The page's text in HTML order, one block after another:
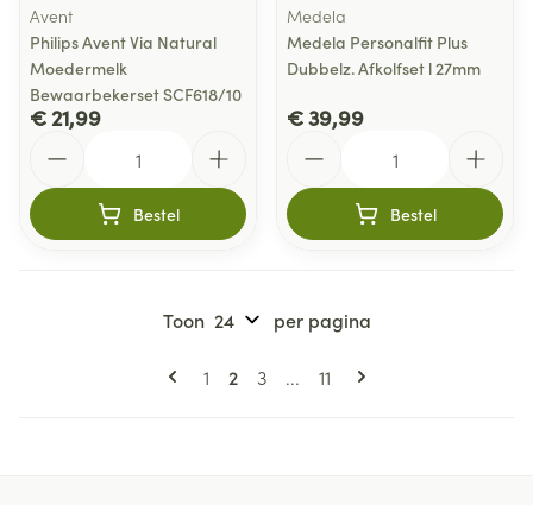
Avent
Philips Avent Via Natural
Moedermelk
Bewaarbekerset SCF618/10
€ 21,99
Bestel
Medela
Medela Personalfit Plus
Dubbelz. Afkolfset l 27mm
€ 39,99
Bestel
Pagina's
Pagina
1 U lees momenteel pagina
2 Pagina
3 ... Pagina
11
Toon per pagina